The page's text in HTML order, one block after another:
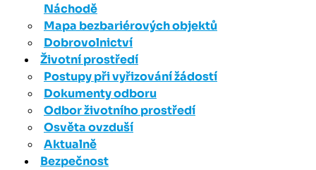
Náchodě
Mapa bezbariérových objektů
Dobrovolnictví
Životní prostředí
Postupy při vyřizování žádostí
Dokumenty odboru
Odbor životního prostředí
Osvěta ovzduší
Aktualně
Bezpečnost